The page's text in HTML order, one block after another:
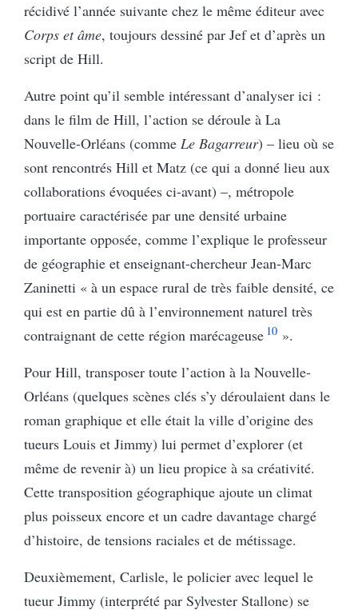
récidivé l’année suivante chez le même éditeur avec
Corps et âme, toujours dessiné par Jef et d’après un
script de Hill.
Autre point qu’il semble intéressant d’analyser ici :
dans le film de Hill, l’action se déroule à La
Nouvelle-Orléans (comme Le Bagarreur) – lieu où se
sont rencontrés Hill et Matz (ce qui a donné lieu aux
collaborations évoquées ci-avant) –, métropole
portuaire caractérisée par une densité urbaine
importante opposée, comme l’explique le professeur
de géographie et enseignant-chercheur Jean-Marc
Zaninetti « à un espace rural de très faible densité, ce
qui est en partie dû à l’environnement naturel très
contraignant de cette région marécageuse 10».
Pour Hill, transposer toute l’action à la Nouvelle-
Orléans (quelques scènes clés s’y déroulaient dans le
roman graphique et elle était la ville d’origine des
tueurs Louis et Jimmy) lui permet d’explorer (et
même de revenir à) un lieu propice à sa créativité.
Cette transposition géographique ajoute un climat
plus poisseux encore et un cadre davantage chargé
d’histoire, de tensions raciales et de métissage.
Deuxièmement, Carlisle, le policier avec lequel le
tueur Jimmy (interprété par Sylvester Stallone) se